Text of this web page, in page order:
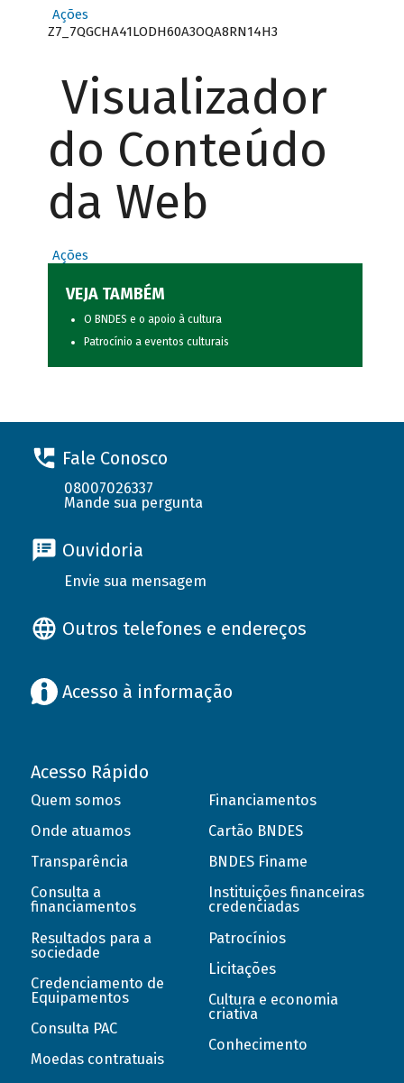
Ações
Z7_7QGCHA41LODH60A3OQA8RN14H3
Visualizador
do Conteúdo
da Web
Ações
VEJA TAMBÉM
O BNDES e o apoio à cultura
Patrocínio a eventos culturais
Fale Conosco
08007026337
Mande sua pergunta
Ouvidoria
Envie sua mensagem
Outros telefones e endereços
Acesso à informação
Acesso Rápido
Quem somos
Onde atuamos
Transparência
Consulta a
financiamentos
Resultados para a
sociedade
Credenciamento de
Equipamentos
Consulta PAC
Moedas contratuais
Financiamentos
Cartão BNDES
BNDES Finame
Instituições financeiras
credenciadas
Patrocínios
Licitações
Cultura e economia
criativa
Conhecimento